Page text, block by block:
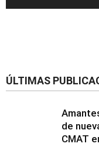
ÚLTIMAS
de
CMAT